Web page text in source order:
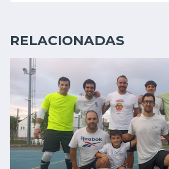
RELACIONADAS